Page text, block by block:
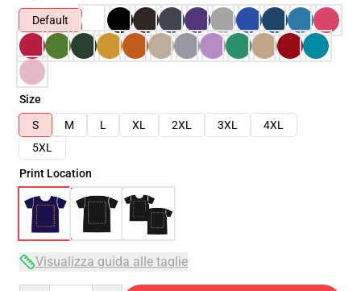
Default
Size
S
M L XL 2XL 3XL
4XL
5XL
Print Location
Visualizza guida alle taglie